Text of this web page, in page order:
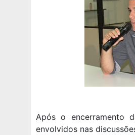
Após o encerramento
envolvidos nas